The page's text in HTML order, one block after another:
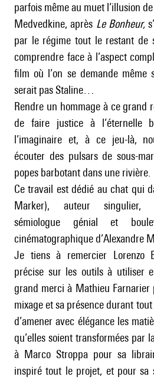
parfois même au muet l’illusion
Medvedkine, après Le Bonheur,
par le régime tout le restant de
comprendre face à l’aspect
film où l’on se demande même
serait pas Staline…
Rendre un hommage à ce grand
de faire justice à l’éternelle
l’imaginaire et, à ce jeu-là,
écouter des pulsars de sous-
popes barbotant dans une rivière.
Ce travail est dédié au chat qui
Marker), auteur singulier,
sémiologue génial et
cinématographique d’Alexandre
Je tiens à remercier Lorenzo
précise sur les outils à utiliser
grand merci à Mathieu Farnarier
mixage et sa présence durant
d’amener avec élégance les
qu’elles soient transformées par
à Marco Stroppa pour sa
inspiré tout le projet, et pour sa